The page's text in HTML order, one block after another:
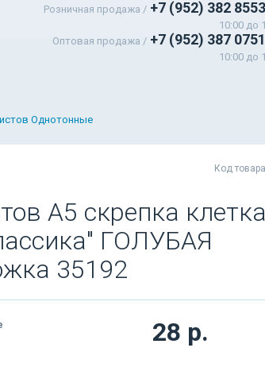
Розничная продажа / +7 (952) 382 8553
10:00 до
Оптовая продажа / +7 (952) 387 0751
10:00 до
Однотонные
Код
А5 скрепка клетка
ГОЛУБАЯ
35192
28 р.